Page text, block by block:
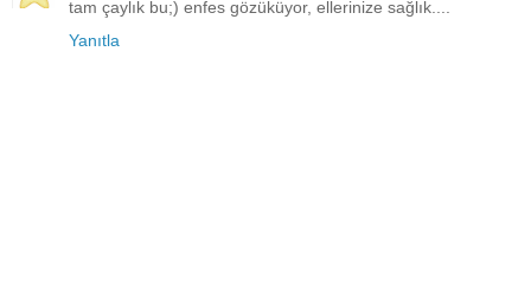
tam çaylık bu;) enfes gözüküyor, ellerinize sağlık....
Yanıtla